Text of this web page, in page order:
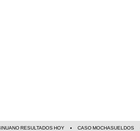
RESULTADOS HOY CASO MOCHASUELDOS